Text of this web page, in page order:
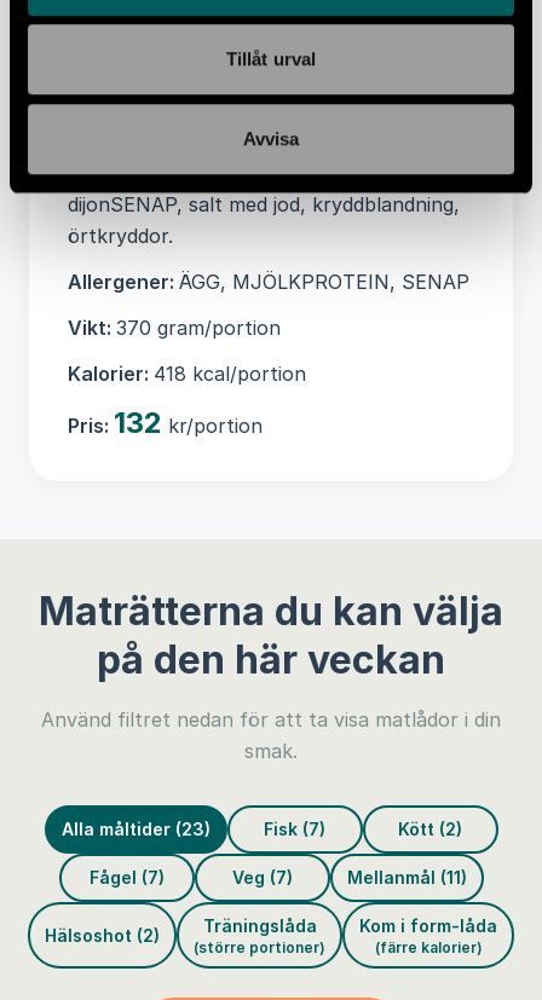
Tillåt urval
Avvisa
Sockerarter 1,6 g, Protein 5,8 g, Salt 0,4 g
kalvfärs(9%), nötfärs(9%), gul lök(3%),
aubergine(3%), zucchini grön(3%), potatis,
ÄGG, fårOST, paprika, olivolja, vitlök,
dijonSENAP, salt med jod, kryddblandning,
örtkryddor.
Allergener: ÄGG, MJÖLKPROTEIN, SENAP
Vikt: 370 gram/portion
Kalorier: 418 kcal/portion
Pris: 132 kr/portion
Maträtterna du kan välja
på den här veckan
Använd filtret nedan för att ta visa matlådor i din
smak.
Alla måltider (23) Fisk (7) Kött (2)
Fågel (7) Veg (7) Mellanmål (11)
Hälsoshot (2) Träningslåda
(större portioner)
Kom i form-låda
(färre kalorier)